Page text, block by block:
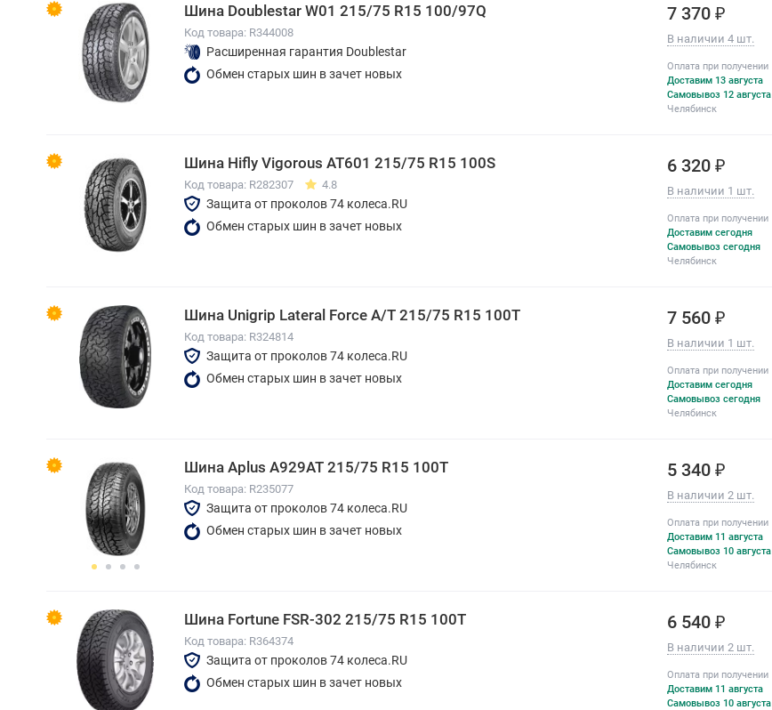
Шина Doublestar W01 215/75 R15 100/97Q
Код товара: R344008
Расширенная гарантия Doublestar
Обмен старых шин в зачет новых
7 370 ₽
В наличии 4 шт.
Оплата при получении
Доставим 13 августа
Самовывоз 12 августа
Челябинск
Шина Hifly Vigorous AT601 215/75 R15 100S
Код товара: R282307 4.8
Защита от проколов 74 колеса.RU
Обмен старых шин в зачет новых
6 320 ₽
В наличии 1 шт.
Оплата при получении
Доставим сегодня
Самовывоз сегодня
Челябинск
Шина Unigrip Lateral Force A/T 215/75 R15 100T
Код товара: R324814
Защита от проколов 74 колеса.RU
Обмен старых шин в зачет новых
7 560 ₽
В наличии 1 шт.
Оплата при получении
Доставим сегодня
Самовывоз сегодня
Челябинск
Шина Aplus A929AT 215/75 R15 100T
Код товара: R235077
Защита от проколов 74 колеса.RU
Обмен старых шин в зачет новых
5 340 ₽
В наличии 2 шт.
Оплата при получении
Доставим 11 августа
Самовывоз 10 августа
Челябинск
Шина Fortune FSR-302 215/75 R15 100T
Код товара: R364374
Защита от проколов 74 колеса.RU
Обмен старых шин в зачет новых
6 540 ₽
В наличии 2 шт.
Оплата при получении
Доставим 11 августа
Самовывоз 10 августа